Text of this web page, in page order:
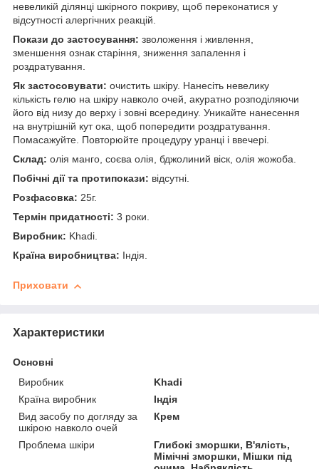
невеликій ділянці шкірного покриву, щоб переконатися у
відсутності алергічних реакцій.
Покази до застосування: зволоження і живлення,
зменшення ознак старіння, зниження запалення і
роздратування.
Як застосовувати: очистить шкіру. Нанесіть невелику
кількість гелю на шкіру навколо очей, акуратно розподіляючи
його від низу до верху і зовні всередину. Уникайте нанесення
на внутрішній кут ока, щоб попередити роздратування.
Помасажуйте. Повторюйте процедуру уранці і ввечері.
Склад: олія манго, соєва олія, бджолиний віск, олія жожоба.
Побічні дії та протипокази: відсутні.
Розфасовка: 25г.
Термін придатності: 3 роки.
Виробник: Khadi.
Країна виробництва: Індія.
Приховати
Характеристики
Основні
Виробник
Khadi
Країна виробник
Індія
Вид засобу по догляду за
шкірою навколо очей
Крем
Проблема шкіри
Глибокі зморшки, В'ялість,
Мімічні зморшки, Мішки під